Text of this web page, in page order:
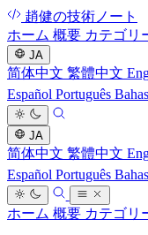
趙健の技術ノート
ホーム 概要 カテゴリ
JA
简体中文 繁體中文
Español Português
JA
简体中文 繁體中文
Español Português
ホーム 概要 カテゴリ